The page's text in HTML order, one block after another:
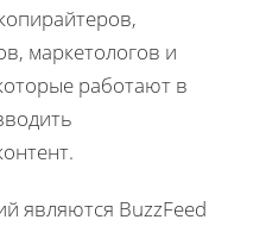
маркетологов и
работают в
являются BuzzFeed